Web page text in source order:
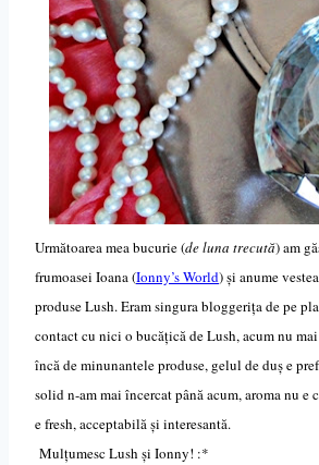
Următoarea mea bucurie (de luna trecută) am
frumoasei Ioana (Ionny’s World) și anume
produse Lush. Eram singura bloggerița de pe
contact cu nici o bucățică de Lush, acum nu
încă de minunantele produse, gelul de duș e
solid n-am mai încercat până acum, aroma nu e
e fresh, acceptabilă și interesantă.
Mulțumesc Lush și Ionny! :*